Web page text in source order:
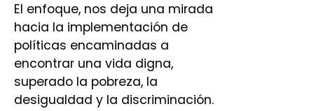
El enfoque, nos deja una mirada
hacia la implementación de
políticas encaminadas a
encontrar una vida digna,
superado la pobreza, la
desigualdad y la discriminación.